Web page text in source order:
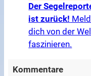
Der
ist zurück!
dich von der
faszinieren.
Kommentare